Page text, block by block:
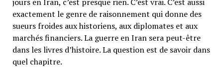
exactement le genre de raisonnement qui donne des
sueurs froides aux historiens, aux diplomates et aux
marchés financiers. La guerre en Iran sera peut-être
dans les livres d’histoire. La question est de savoir dans
quel chapitre.